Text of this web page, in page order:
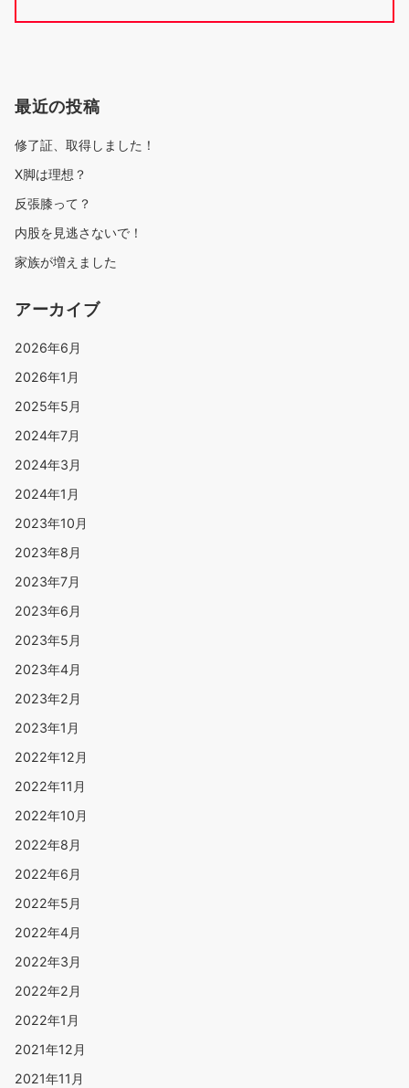
最近の投稿
修了証、取得しました！
X脚は理想？
反張膝って？
内股を見逃さないで！
家族が増えました
アーカイブ
2026年6月
2026年1月
2025年5月
2024年7月
2024年3月
2024年1月
2023年10月
2023年8月
2023年7月
2023年6月
2023年5月
2023年4月
2023年2月
2023年1月
2022年12月
2022年11月
2022年10月
2022年8月
2022年6月
2022年5月
2022年4月
2022年3月
2022年2月
2022年1月
2021年12月
2021年11月